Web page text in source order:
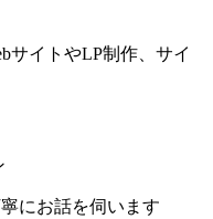
サイトやLP制作、サイ
にお話を伺います